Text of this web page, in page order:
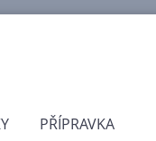
PŘÍPRAVKA